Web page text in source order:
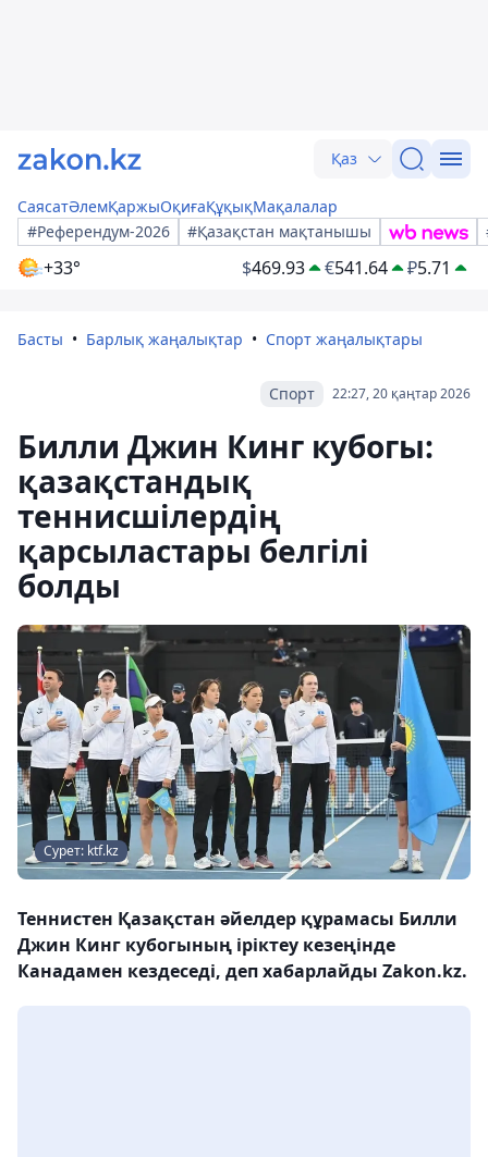
Қаз
СаясатӘлемҚаржыОқиғаҚұқықМақалалар
#Референдум-2026
#Қазақстан мақтанышы
+33° $469.93 €541.64 ₽5.71
Басты Барлық жаңалықтар Спорт жаңалықтары
22:27, 20 қаңтар 2026
Спорт
Билли Джин Кинг кубогы:
қазақстандық
теннисшілердің
қарсыластары белгілі
болды
Сурет: ktf.kz
Теннистен Қазақстан әйелдер құрамасы Билли
Джин Кинг кубогының іріктеу кезеңінде
Канадамен кездеседі, деп хабарлайды Zakon.kz.